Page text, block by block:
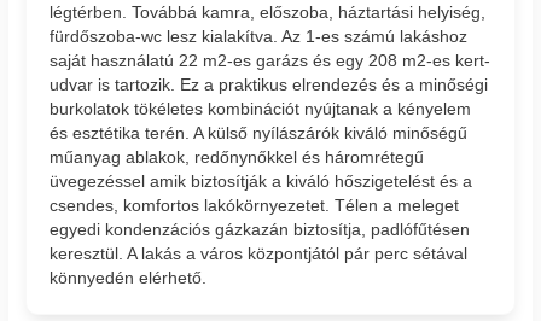
légtérben. Továbbá kamra, előszoba, háztartási helyiség,
fürdőszoba-wc lesz kialakítva. Az 1-es számú lakáshoz
saját használatú 22 m2-es garázs és egy 208 m2-es kert-
udvar is tartozik. Ez a praktikus elrendezés és a minőségi
burkolatok tökéletes kombinációt nyújtanak a kényelem
és esztétika terén. A külső nyílászárók kiváló minőségű
műanyag ablakok, redőnynőkkel és háromrétegű
üvegezéssel amik biztosítják a kiváló hőszigetelést és a
csendes, komfortos lakókörnyezetet. Télen a meleget
egyedi kondenzációs gázkazán biztosítja, padlófűtésen
keresztül. A lakás a város központjától pár perc sétával
könnyedén elérhető.